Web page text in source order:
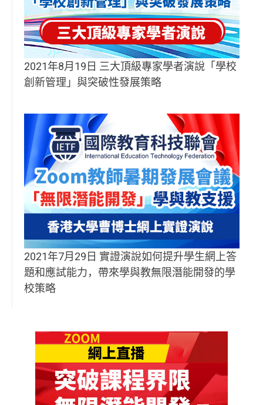
2021年8月19日 三大頂級專家學者演說「學校
創新管理」與突破性發展策略
2021年7月29日 實證演說如何提升學生網上答
題和應試能力，帶來學與教無限潛能開發的學
校策略